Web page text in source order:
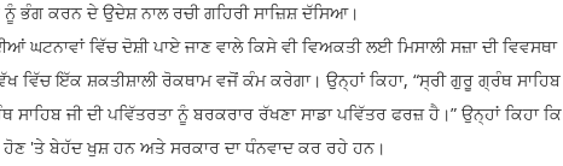
ਨੂੰ ਭੰਗ ਕਰਨ ਦੇ ਉਦੇਸ਼ ਨਾਲ ਰਚੀ ਗਹਿਰੀ ਸਾਜ਼ਿਸ਼ ਦੱਸਿਆ।
ਘਟਨਾਵਾਂ ਵਿੱਚ ਦੋਸ਼ੀ ਪਾਏ ਜਾਣ ਵਾਲੇ ਕਿਸੇ ਵੀ ਵਿਅਕਤੀ ਲਈ ਮਿਸਾਲੀ ਸਜ਼ਾ ਦੀ ਵਿਵਸਥਾ
ਇੱਕ ਸ਼ਕਤੀਸ਼ਾਲੀ ਰੋਕਥਾਮ ਵਜੋਂ ਕੰਮ ਕਰੇਗਾ। ਉਨ੍ਹਾਂ ਕਿਹਾ, “ਸ੍ਰੀ ਗੁਰੂ ਗ੍ਰੰਥ ਸਾਹਿਬ
ਜੀ ਦੀ ਪਵਿੱਤਰਤਾ ਨੂੰ ਬਰਕਰਾਰ ਰੱਖਣਾ ਸਾਡਾ ਪਵਿੱਤਰ ਫਰਜ਼ ਹੈ।” ਉਨ੍ਹਾਂ ਕਿਹਾ ਕਿ
'ਤੇ ਬੇਹੱਦ ਖੁਸ਼ ਹਨ ਅਤੇ ਸਰਕਾਰ ਦਾ ਧੰਨਵਾਦ ਕਰ ਰਹੇ ਹਨ।